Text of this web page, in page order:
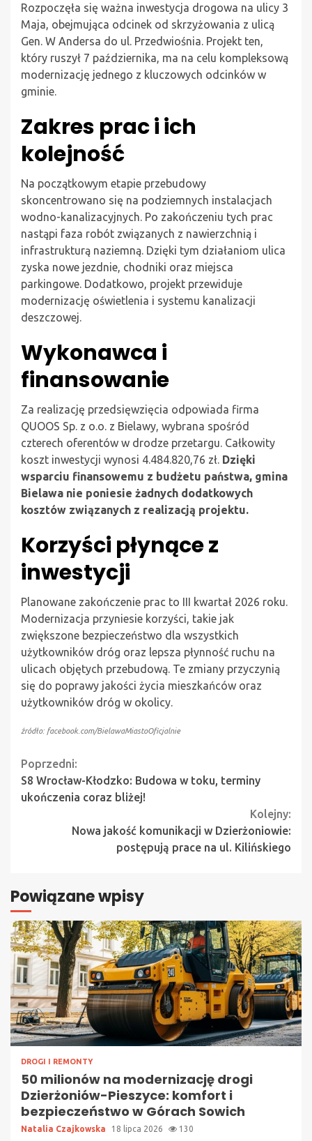
Rozpoczęła się ważna inwestycja drogowa na ulicy 3
Maja, obejmująca odcinek od skrzyżowania z ulicą
Gen. W Andersa do ul. Przedwiośnia. Projekt ten,
który ruszył 7 października, ma na celu kompleksową
modernizację jednego z kluczowych odcinków w
gminie.
Zakres prac i ich
kolejność
Na początkowym etapie przebudowy
skoncentrowano się na podziemnych instalacjach
wodno-kanalizacyjnych. Po zakończeniu tych prac
nastąpi faza robót związanych z nawierzchnią i
infrastrukturą naziemną. Dzięki tym działaniom ulica
zyska nowe jezdnie, chodniki oraz miejsca
parkingowe. Dodatkowo, projekt przewiduje
modernizację oświetlenia i systemu kanalizacji
deszczowej.
Wykonawca i
finansowanie
Za realizację przedsięwzięcia odpowiada firma
QUOOS Sp. z o.o. z Bielawy, wybrana spośród
czterech oferentów w drodze przetargu. Całkowity
koszt inwestycji wynosi 4.484.820,76 zł. Dzięki
wsparciu finansowemu z budżetu państwa, gmina
Bielawa nie poniesie żadnych dodatkowych
kosztów związanych z realizacją projektu.
Korzyści płynące z
inwestycji
Planowane zakończenie prac to III kwartał 2026 roku.
Modernizacja przyniesie korzyści, takie jak
zwiększone bezpieczeństwo dla wszystkich
użytkowników dróg oraz lepsza płynność ruchu na
ulicach objętych przebudową. Te zmiany przyczynią
się do poprawy jakości życia mieszkańców oraz
użytkowników dróg w okolicy.
źródło: facebook.com/BielawaMiastoOficjalnie
Continue
Reading
Poprzedni:
S8 Wrocław-Kłodzko: Budowa w toku, terminy
ukończenia coraz bliżej!
Kolejny:
Nowa jakość komunikacji w Dzierżoniowie:
postępują prace na ul. Kilińskiego
Powiązane wpisy
DROGI I REMONTY
50 milionów na modernizację drogi
Dzierżoniów-Pieszyce: komfort i
bezpieczeństwo w Górach Sowich
Natalia Czajkowska 18 lipca 2026 130